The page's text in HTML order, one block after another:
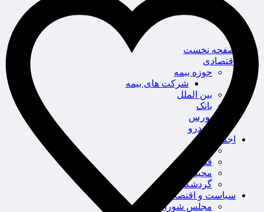
صفحه نخست
اقتصادی
حوزه بیمه
شرکت های بیمه
بین الملل
بانک
بورس
خودرو
اجتماعی
سلامت
قضایی
محیط زیست
گردشگری
سیاست و اقتصاد
مجلس شورای اسلامی